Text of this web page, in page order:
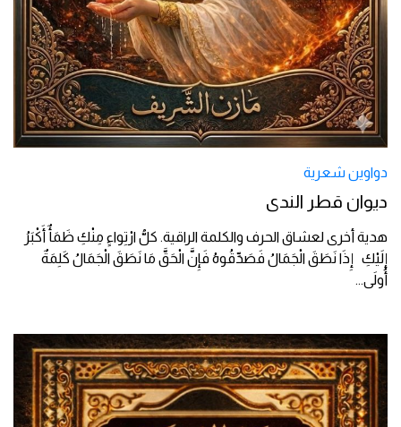
دواوين شعرية
ديوان قطر الندى
هدية أخرى لعشاق الحرف والكلمة الراقية. كلُّ ارْتِواءٍ مِنْكِ ظَمَأٌ أَكْبَرُ
إِلَيْكِ إِذَا نَطَقَ الْجَمَالُ فَصَدِّقُوهُ فَإِنَّ الْحَقَّ مَا نَطَقَ الْجَمَالُ كَلِمَةٌ
أُولَى...